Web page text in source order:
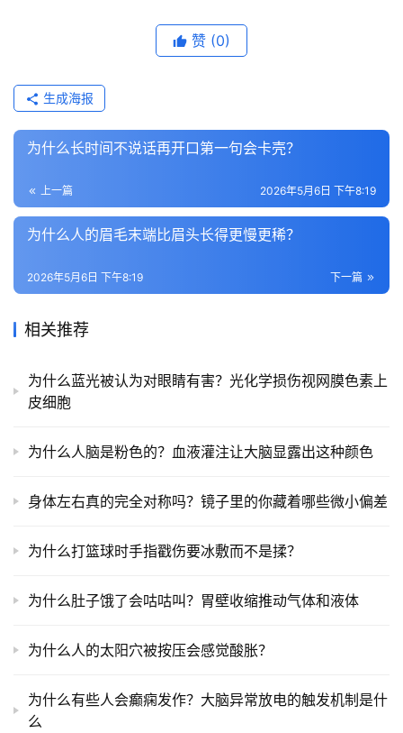
赞 (0)
生成海报
为什么长时间不说话再开口第一句会卡壳？
上一篇 2026年5月6日 下午8:19
为什么人的眉毛末端比眉头长得更慢更稀？
下一篇
2026年5月6日 下午8:19
相关推荐
为什么蓝光被认为对眼睛有害？光化学损伤视网膜色素上
皮细胞
为什么人脑是粉色的？血液灌注让大脑显露出这种颜色
身体左右真的完全对称吗？镜子里的你藏着哪些微小偏差
为什么打篮球时手指戳伤要冰敷而不是揉？
为什么肚子饿了会咕咕叫？胃壁收缩推动气体和液体
为什么人的太阳穴被按压会感觉酸胀？
为什么有些人会癫痫发作？大脑异常放电的触发机制是什
么